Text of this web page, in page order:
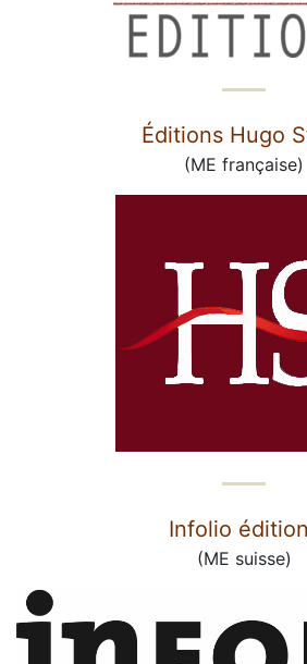
Éditions Hugo
(ME française)
Infolio
(ME suisse)